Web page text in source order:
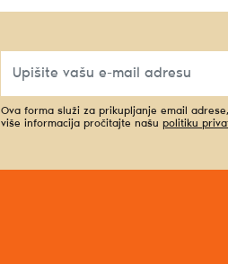
Ova forma služi za prikupljanje email
više informacija pročitajte našu politiku